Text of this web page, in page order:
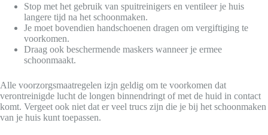
Stop met het gebruik van spuitreinigers en ventileer je huis
langere tijd na het schoonmaken.
Je moet bovendien handschoenen dragen om vergiftiging te
voorkomen.
Draag ook beschermende maskers wanneer je ermee
schoonmaakt.
Alle voorzorgsmaatregelen izjn geldig om te voorkomen dat
verontreinigde lucht de longen binnendringt of met de huid in contact
komt. Vergeet ook niet dat er veel trucs zijn die je bij het schoonmaken
van je huis kunt toepassen.